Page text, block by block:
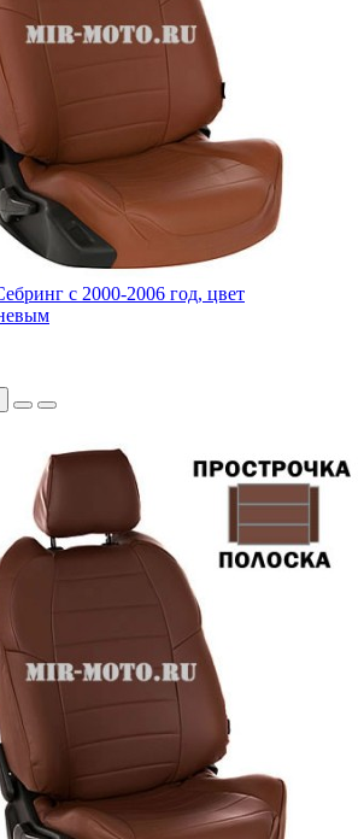
с 2000-2006 год, цвет